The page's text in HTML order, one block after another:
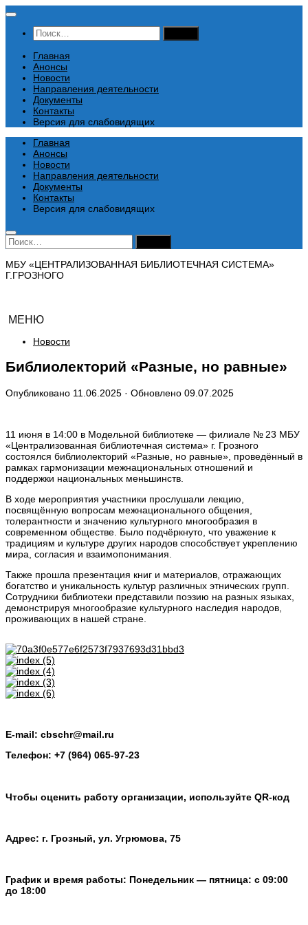
Перейти
содержимому
Найти:
Главная
Анонсы
Новости
Направления деятельности
Документы
Контакты
Версия для слабовидящих
Главная
Анонсы
Новости
Направления деятельности
Документы
Контакты
Версия для слабовидящих
Найти:
МБУ «ЦЕНТРАЛИЗОВАННАЯ БИБЛИОТЕЧНАЯ СИСТЕМА»
Г.ГРОЗНОГО
МЕНЮ
Новости
Библиолекторий «Разные, но равные»
Опубликовано 11.06.2025 · Обновлено 09.07.2025
11 июня в 14:00 в Модельной библиотеке — филиале № 23 МБУ
«Централизованная библиотечная система» г. Грозного
состоялся библиолекторий «Разные, но равные», проведённый в
рамках гармонизации межнациональных отношений и
поддержки национальных меньшинств.
В ходе мероприятия участники прослушали лекцию,
посвящённую вопросам межнационального общения,
толерантности и значению культурного многообразия в
современном обществе. Было подчёркнуто, что уважение к
традициям и культуре других народов способствует укреплению
мира, согласия и взаимопонимания.
Также прошла презентация книг и материалов, отражающих
богатство и уникальность культур различных этнических групп.
Сотрудники библиотеки представили поэзию на разных языках,
демонстрируя многообразие культурного наследия народов,
проживающих в нашей стране.
E-mail: cbschr@mail.ru
Телефон: +7 (964) 065-97-23
Чтобы оценить работу организации, используйте QR-код
Адрес: г. Грозный, ул. Угрюмова, 75
График и время работы: Понедельник — пятница: с 09:00
до 18:00